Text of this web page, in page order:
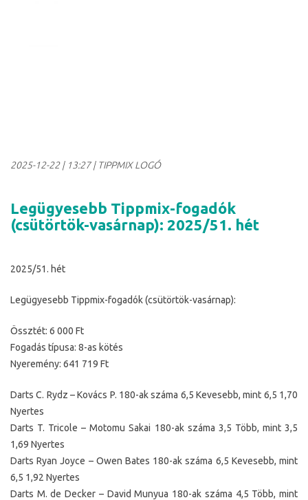
2025-12-22| 13:27| TIPPMIX LOGÓ
Legügyesebb Tippmix-fogadók
(csütörtök-vasárnap): 2025/51. hét
2025/51. hét
Legügyesebb Tippmix-fogadók (csütörtök-vasárnap):
Össztét: 6 000 Ft
Fogadás típusa: 8-as kötés
Nyeremény: 641 719 Ft
Darts C. Rydz – Kovács P. 180-ak száma 6,5 Kevesebb, mint 6,5 1,70
Nyertes
Darts T. Tricole – Motomu Sakai 180-ak száma 3,5 Több, mint 3,5
1,69 Nyertes
Darts Ryan Joyce – Owen Bates 180-ak száma 6,5 Kevesebb, mint
6,5 1,92 Nyertes
Darts M. de Decker – David Munyua 180-ak száma 4,5 Több, mint